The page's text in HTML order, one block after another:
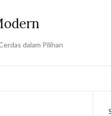
dalam Pilihan